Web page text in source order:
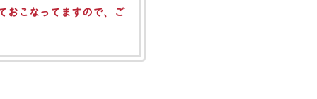
おこなってますので、ご